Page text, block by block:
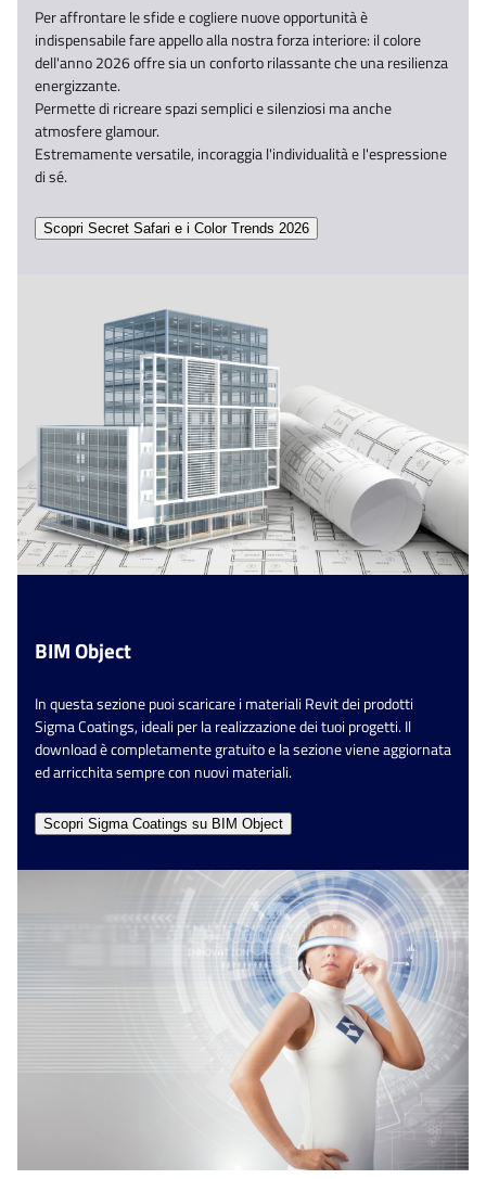
Per affrontare le sfide e cogliere nuove opportunità è
indispensabile fare appello alla nostra forza interiore: il colore
dell'anno 2026 offre sia un conforto rilassante che una resilienza
energizzante. ​
Permette di ricreare spazi semplici e silenziosi ma anche
atmosfere glamour. ​
Estremamente versatile, incoraggia l'individualità e l'espressione
di sé.​
Scopri Secret Safari e i Color Trends 2026​
BIM Object​
In questa sezione puoi scaricare i materiali Revit dei prodotti
Sigma Coatings, ideali per la realizzazione dei tuoi progetti. Il
download è completamente gratuito e la sezione viene aggiornata
ed arricchita sempre con nuovi materiali.​
Scopri Sigma Coatings su BIM Object​